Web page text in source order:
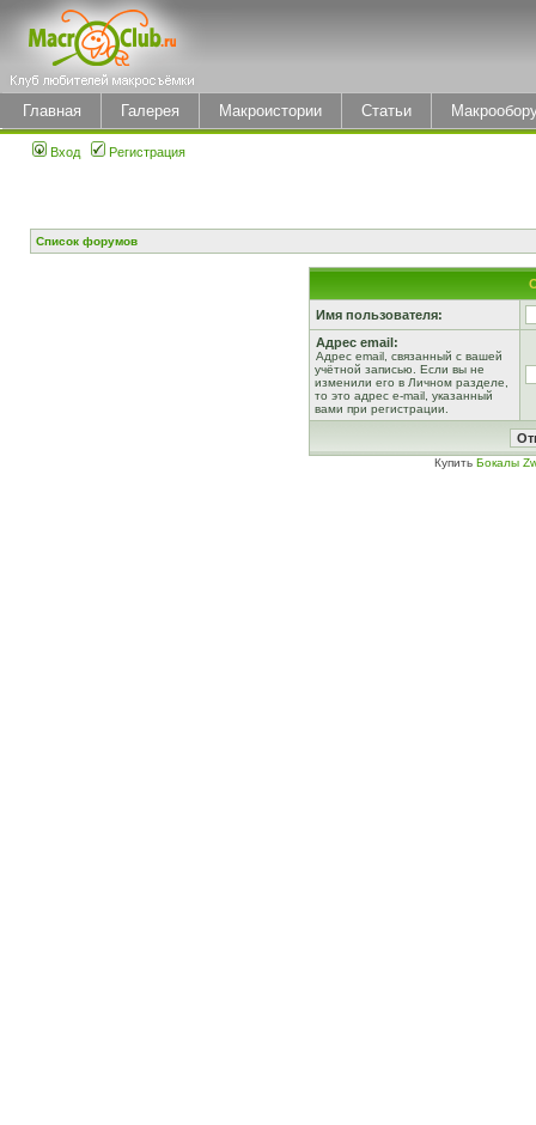
Главная Галерея Макроистории Статьи
Вход Регистрация
Список форумов
Имя пользователя:
Адрес email:
Адрес email, связанный с вашей
учётной записью. Если вы не
изменили его в Личном разделе,
то это адрес e-mail, указанный
вами при регистрации.
Купить Бокалы